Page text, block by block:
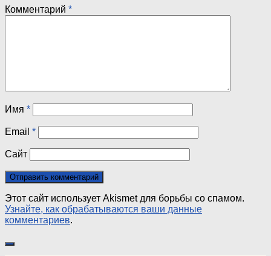
Комментарий *
Имя *
Email *
Сайт
Этот сайт использует Akismet для борьбы со спамом.
Узнайте, как обрабатываются ваши данные
комментариев.